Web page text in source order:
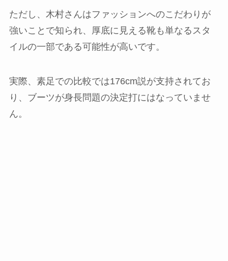
ただし、木村さんはファッションへのこだわりが
強いことで知られ、厚底に見える靴も単なるスタ
イルの一部である可能性が高いです。
実際、素足での比較では176cm説が支持されてお
り、ブーツが身長問題の決定打にはなっていませ
ん。